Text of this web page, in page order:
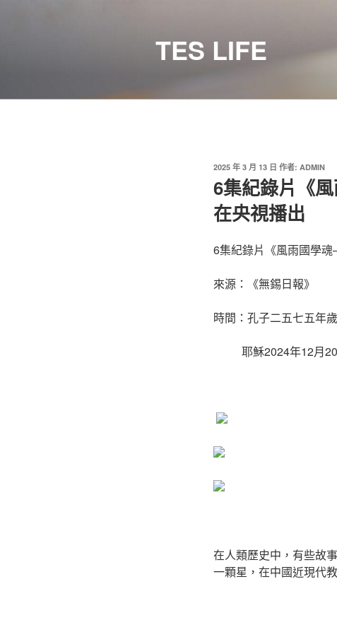
TES LIFE
發
於
2025 年 3 月 13 日 作者: ADMIN
​6集紀錄片《
在央視播出
6集紀錄片《風雨國學
來源：《無錫日報》
時間：孔子二五七五年
耶穌2024年12月
在人類歷史中，有些故
一顆星，在中國近現代